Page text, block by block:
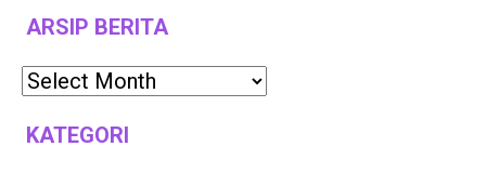
ARSIP BERITA
KATEGORI